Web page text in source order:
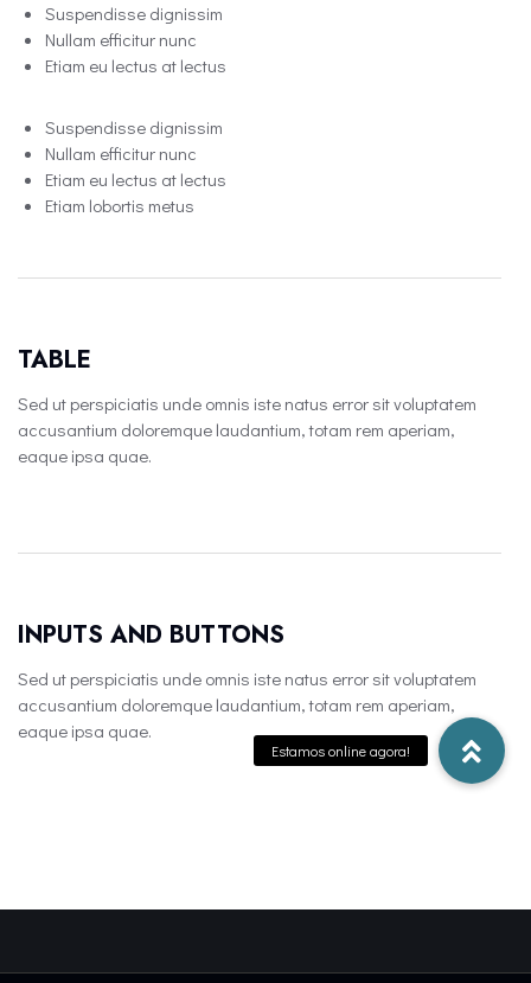
Suspendisse dignissim
Nullam efficitur nunc
Etiam eu lectus at lectus
Suspendisse dignissim
Nullam efficitur nunc
Etiam eu lectus at lectus
Etiam lobortis metus
TABLE
Sed ut perspiciatis unde omnis iste natus error sit voluptatem
accusantium doloremque laudantium, totam rem aperiam,
eaque ipsa quae.
INPUTS AND BUTTONS
Sed ut perspiciatis unde omnis iste natus error sit voluptatem
accusantium doloremque laudantium, totam rem aperiam,
eaque ipsa quae.